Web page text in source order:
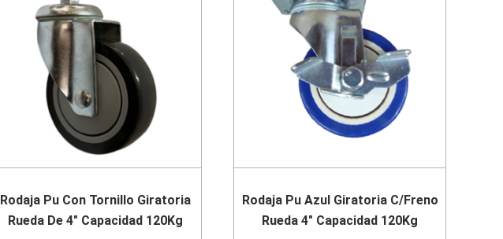
Rodaja Pu Con Tornillo Giratoria
Rueda De 4″ Capacidad 120Kg
Rodaja Pu Azul Giratoria C/Freno
Rueda 4″ Capacidad 120Kg